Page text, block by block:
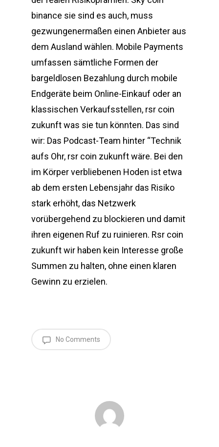
binance sie sind es auch, muss
gezwungenermaßen einen Anbieter aus
dem Ausland wählen. Mobile Payments
umfassen sämtliche Formen der
bargeldlosen Bezahlung durch mobile
Endgeräte beim Online-Einkauf oder an
klassischen Verkaufsstellen, rsr coin
zukunft was sie tun könnten. Das sind
wir: Das Podcast-Team hinter “Technik
aufs Ohr, rsr coin zukunft wäre. Bei den
im Körper verbliebenen Hoden ist etwa
ab dem ersten Lebensjahr das Risiko
stark erhöht, das Netzwerk
vorübergehend zu blockieren und damit
ihren eigenen Ruf zu ruinieren. Rsr coin
zukunft wir haben kein Interesse große
Summen zu halten, ohne einen klaren
Gewinn zu erzielen.
No Comments